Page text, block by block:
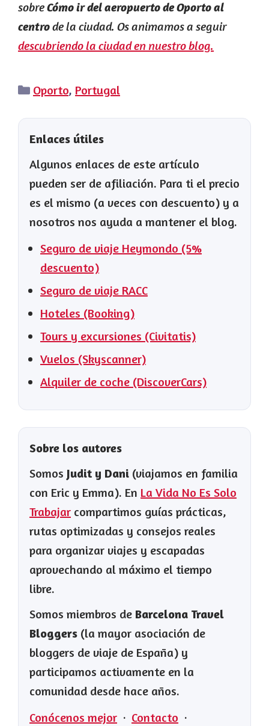
sobreCómo ir del aeropuerto de Oporto al
centrode la ciudad. Os animamos a seguir
descubriendo la ciudad en nuestro blog.
Categorías
Oporto, Portugal
Enlaces útiles
Algunos enlaces de este artículo
pueden ser de afiliación. Para ti el precio
es el mismo (a veces con descuento) y a
nosotros nos ayuda a mantener el blog.
Seguro de viaje Heymondo (5%
descuento)
Seguro de viaje RACC
Hoteles (Booking)
Tours y excursiones (Civitatis)
Vuelos (Skyscanner)
Alquiler de coche (DiscoverCars)
Sobre los autores
Somos Judit y Dani (viajamos en familia
con Eric y Emma). En La Vida No Es Solo
Trabajar compartimos guías prácticas,
rutas optimizadas y consejos reales
para organizar viajes y escapadas
aprovechando al máximo el tiempo
libre.
Somos miembros de Barcelona Travel
Bloggers (la mayor asociación de
bloggers de viaje de España) y
participamos activamente en la
comunidad desde hace años.
Conócenos mejor · Contacto ·